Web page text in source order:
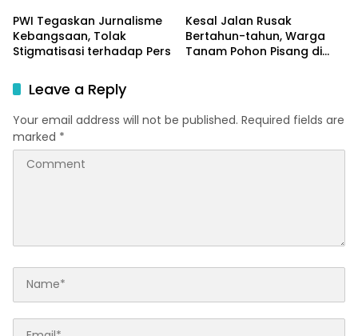
PWI Tegaskan Jurnalisme
Kebangsaan, Tolak
Stigmatisasi terhadap Pers
Kesal Jalan Rusak
Bertahun-tahun, Warga
Tanam Pohon Pisang di
Leave a Reply
Your email address will not be published. Required fields are
marked *